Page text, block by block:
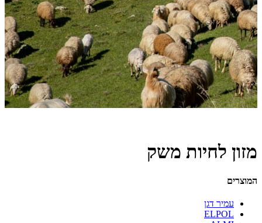
מזון לחיות משק
המוצרים
עמיר דגן
ELPOL